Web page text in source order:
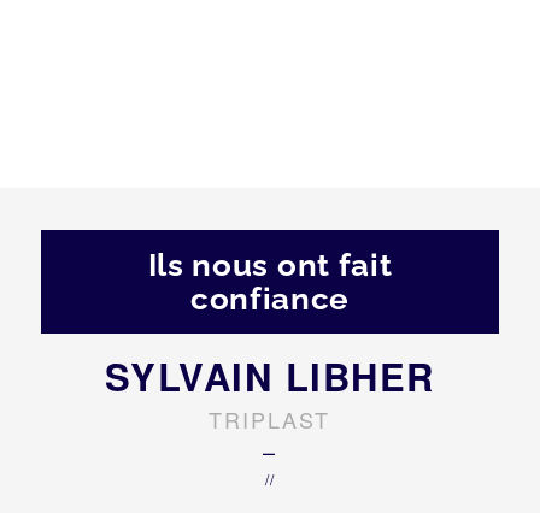
Ils nous ont fait
confiance
SYLVAIN LIBHER
TRIPLAST
–
//